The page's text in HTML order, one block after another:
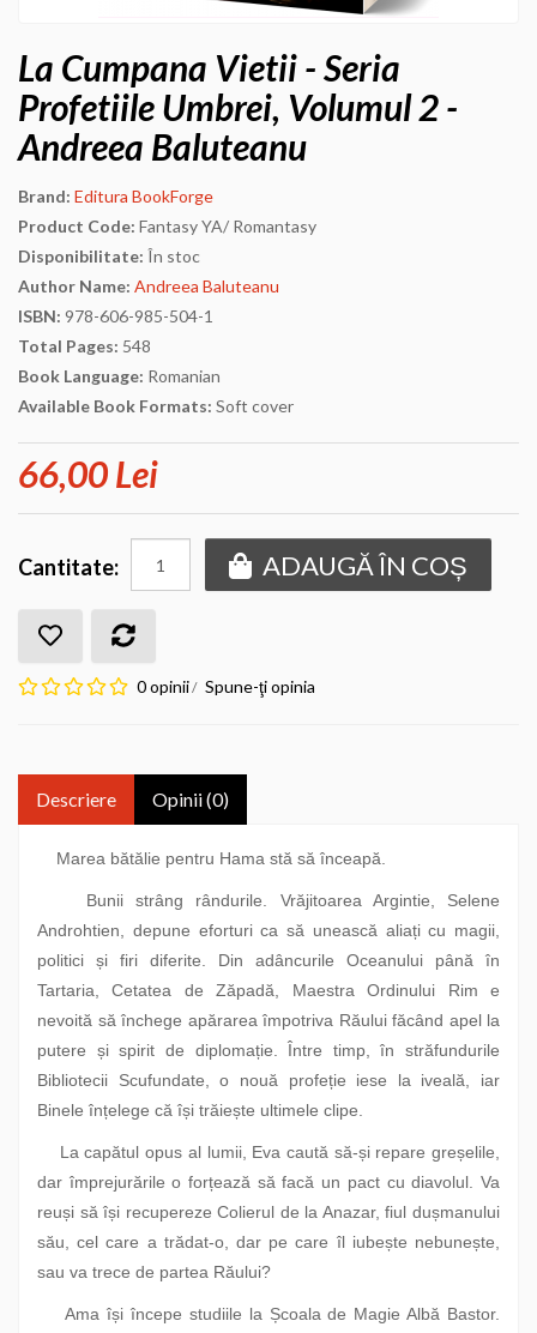
La Cumpana Vietii - Seria
Profetiile Umbrei, Volumul 2 -
Andreea Baluteanu
Brand: Editura BookForge
Product Code: Fantasy YA/ Romantasy
Disponibilitate: În stoc
Author Name: Andreea Baluteanu
ISBN: 978-606-985-504-1
Total Pages: 548
Book Language: Romanian
Available Book Formats: Soft cover
66,00 Lei
Cantitate: ADAUGĂ ÎN COȘ
0 opinii/ Spune-ţi opinia
Descriere Opinii (0)
Marea bătălie pentru Hama stă să înceapă.
Bunii strâng rândurile. Vrăjitoarea Argintie, Selene
Androhtien, depune eforturi ca să unească aliați cu magii,
politici și firi diferite. Din adâncurile Oceanului până în
Tartaria, Cetatea de Zăpadă, Maestra Ordinului Rim e
nevoită să închege apărarea împotriva Răului făcând apel la
putere și spirit de diplomație. Între timp, în străfundurile
Bibliotecii Scufundate, o nouă profeție iese la iveală, iar
Binele înțelege că își trăiește ultimele clipe.
La capătul opus al lumii, Eva caută să-și repare greșelile,
dar împrejurările o forțează să facă un pact cu diavolul. Va
reuși să își recupereze Colierul de la Anazar, fiul dușmanului
său, cel care a trădat-o, dar pe care îl iubește nebunește,
sau va trece de partea Răului?
Ama își începe studiile la Școala de Magie Albă Bastor.